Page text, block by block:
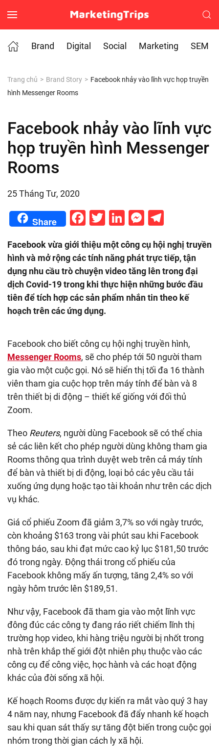
Skip to main content
Brand
Digital Social Marketing SEM
Trang chủ Brand Story
Facebook nhảy vào lĩnh vực họp truyền
hình Messenger Rooms
Facebook nhảy vào lĩnh vực
họp truyền hình Messenger
Rooms
25 Tháng Tư, 2020
Share Facebook
Twitter
LinkedIn
Facebook vừa giới thiệu một công cụ hội nghị truyền
hình và mở rộng các tính năng phát trực tiếp, tận
dụng nhu cầu trò chuyện video tăng lên trong đại
dịch Covid-19 trong khi thực hiện những bước đầu
tiên để tích hợp các sản phẩm nhắn tin theo kế
hoạch trên các ứng dụng.
Facebook cho biết công cụ hội nghị truyền hình,
Messenger Rooms, sẽ cho phép tới 50 người tham
gia vào một cuộc gọi. Nó sẽ hiển thị tối đa 16 thành
viên tham gia cuộc họp trên máy tính để bàn và 8
trên thiết bị di động – thiết kế giống với đối thủ
Zoom.
Theo Reuters, người dùng Facebook sẽ có thể chia
sẻ các liên kết cho phép người dùng không tham gia
Rooms thông qua trình duyệt web trên cả máy tính
để bàn và thiết bị di động, loại bỏ các yêu cầu tải
xuống ứng dụng hoặc tạo tài khoản như trên các dịch
vụ khác.
Giá cổ phiếu Zoom đã giảm 3,7% so với ngày trước,
còn khoảng $163 trong vài phút sau khi Facebook
thông báo, sau khi đạt mức cao kỷ lục $181,50 trước
đó trong ngày. Động thái trong cổ phiếu của
Facebook không mấy ấn tượng, tăng 2,4% so với
ngày hôm trước lên $189,51.
Như vậy, Facebook đã tham gia vào một lĩnh vực
đông đúc các công ty đang ráo riết chiếm lĩnh thị
trường họp video, khi hàng triệu người bị nhốt trong
nhà trên khắp thế giới đột nhiên phụ thuộc vào các
công cụ để công việc, học hành và các hoạt động
khác của đời sống xã hội.
Kế hoạch Rooms được dự kiến ra mắt vào quý 3 hay
4 năm nay, nhưng Facebook đã đẩy nhanh kế hoạch
sau khi quan sát thấy sự tăng đột biến trong cuộc gọi
nhóm trong thời gian cách ly xã hội.